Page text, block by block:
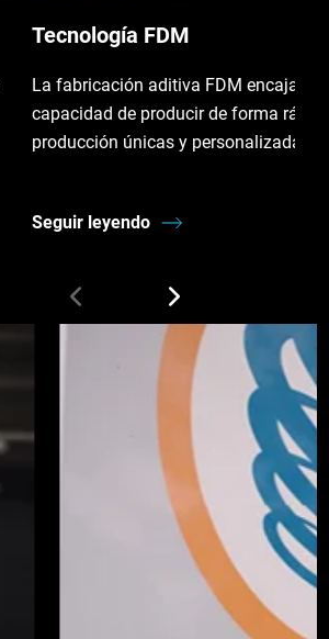
Tecnología FDM
La fabricación aditiva FDM encaja a
capacidad de producir de forma
producción únicas y personalizadas.
Seguir leyendo